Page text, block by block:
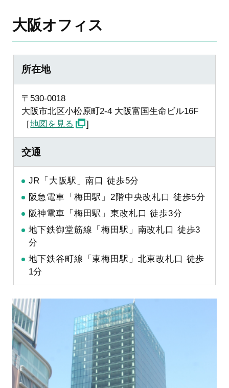
大阪オフィス
所在地
〒530-0018
大阪市北区小松原町2-4 大阪富国生命ビル16F
［地図を見る ]
交通
JR「大阪駅」南口 徒歩5分
阪急電車「梅田駅」2階中央改札口 徒歩5分
阪神電車「梅田駅」東改札口 徒歩3分
地下鉄御堂筋線「梅田駅」南改札口 徒歩3
分
地下鉄谷町線「東梅田駅」北東改札口 徒歩
1分